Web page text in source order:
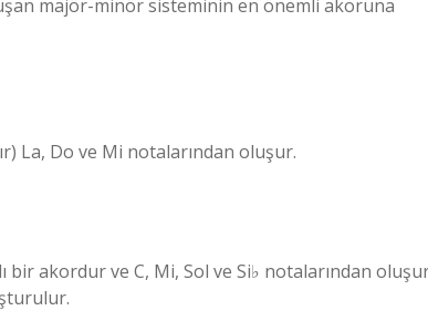
majör-minör sisteminin en önemli akoruna
La, Do ve Mi notalarından oluşur.
akordur ve C, Mi, Sol ve Si♭ notalarından